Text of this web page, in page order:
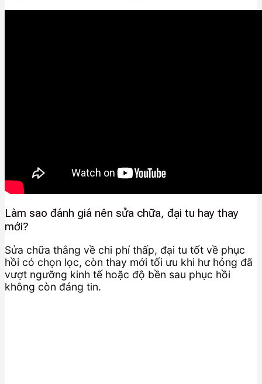
Làm sao đánh giá nên sửa chữa, đại tu hay thay
mới?
Sửa chữa thắng về chi phí thấp, đại tu tốt về phục
hồi có chọn lọc, còn thay mới tối ưu khi hư hỏng đã
vượt ngưỡng kinh tế hoặc độ bền sau phục hồi
không còn đáng tin.